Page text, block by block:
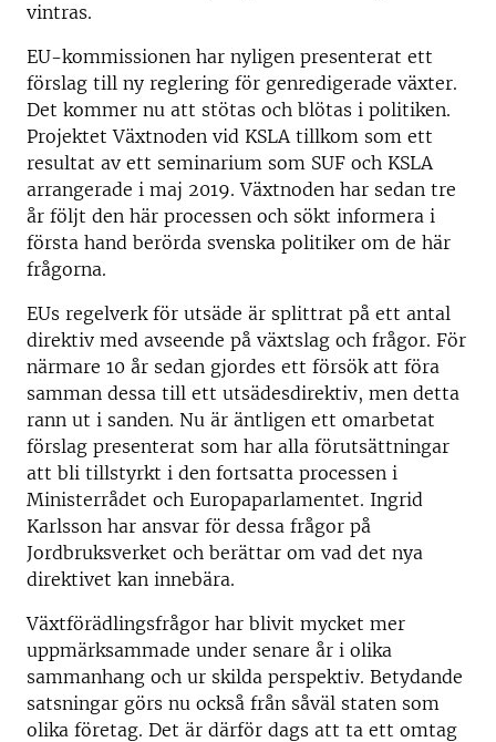
vintras.
EU-kommissionen har nyligen presenterat ett
förslag till ny reglering för genredigerade växter.
Det kommer nu att stötas och blötas i politiken.
Projektet Växtnoden vid KSLA tillkom som ett
resultat av ett seminarium som SUF och KSLA
arrangerade i maj 2019. Växtnoden har sedan tre
år följt den här processen och sökt informera i
första hand berörda svenska politiker om de här
frågorna.
EUs regelverk för utsäde är splittrat på ett antal
direktiv med avseende på växtslag och frågor. För
närmare 10 år sedan gjordes ett försök att föra
samman dessa till ett utsädesdirektiv, men detta
rann ut i sanden. Nu är äntligen ett omarbetat
förslag presenterat som har alla förutsättningar
att bli tillstyrkt i den fortsatta processen i
Ministerrådet och Europaparlamentet. Ingrid
Karlsson har ansvar för dessa frågor på
Jordbruksverket och berättar om vad det nya
direktivet kan innebära.
Växtförädlingsfrågor har blivit mycket mer
uppmärksammade under senare år i olika
sammanhang och ur skilda perspektiv. Betydande
satsningar görs nu också från såväl staten som
olika företag. Det är därför dags att ta ett omtag